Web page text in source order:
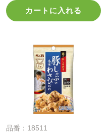
カートに入れる
品番：18511